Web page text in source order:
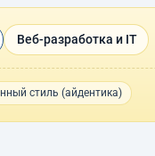
Веб-разработка и IT
стиль (айдентика)